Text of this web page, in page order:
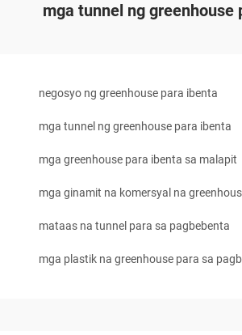
mga tunnel ng greenhouse
negosyo ng greenhouse para ibenta
mga tunnel ng greenhouse para ibenta
mga greenhouse para ibenta sa malapit
mga ginamit na komersyal na
mataas na tunnel para sa pagbebenta
mga plastik na greenhouse para sa